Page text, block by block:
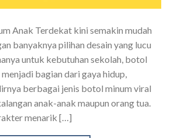
Anak Terdekat kini semakin mudah
banyaknya pilihan desain yang lucu
untuk kebutuhan sekolah, botol
bagian dari gaya hidup,
berbagai jenis botol minum viral
anak-anak maupun orang tua.
menarik […]